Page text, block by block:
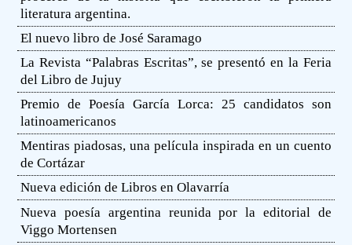
literatura argentina.
El nuevo libro de José Saramago
La Revista “Palabras Escritas”, se presentó en la Feria
del Libro de Jujuy
Premio de Poesía García Lorca: 25 candidatos son
latinoamericanos
Mentiras piadosas, una película inspirada en un cuento
de Cortázar
Nueva edición de Libros en Olavarría
Nueva poesía argentina reunida por la editorial de
Viggo Mortensen